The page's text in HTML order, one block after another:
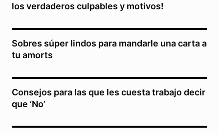
los verdaderos culpables y motivos!
Sobres súper lindos para mandarle una carta a
tu amorts
Consejos para las que les cuesta trabajo decir
que ‘No’